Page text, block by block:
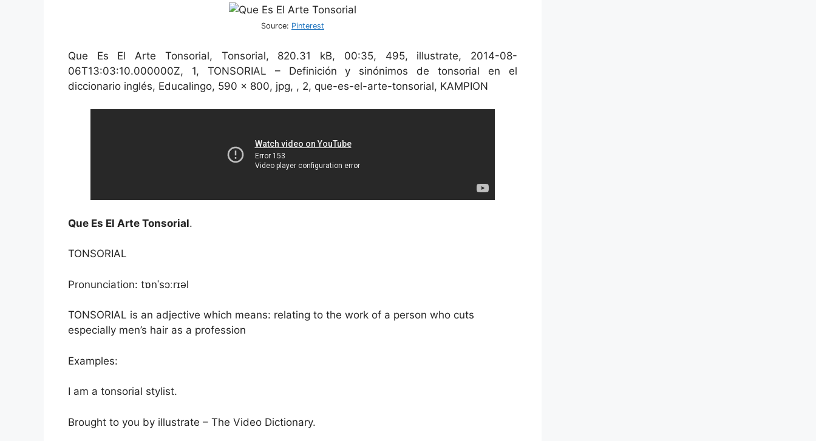
Source: Pinterest
Que Es El Arte Tonsorial, Tonsorial, 820.31 kB, 00:35, 495, illustrate, 2014-08-
06T13:03:10.000000Z, 1, TONSORIAL – Definición y sinónimos de tonsorial en el
diccionario inglés, Educalingo, 590 x 800, jpg, , 2, que-es-el-arte-tonsorial, KAMPION
Que Es El Arte Tonsorial.
TONSORIAL
Pronunciation: tɒnˈsɔːrɪəl
TONSORIAL is an adjective which means: relating to the work of a person who cuts
especially men’s hair as a profession
Examples:
I am a tonsorial stylist.
Brought to you by illustrate – The Video Dictionary.